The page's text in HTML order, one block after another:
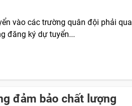
vào các trường quân đội phải qua
đăng ký dự tuyển...
đảm bảo chất lượng